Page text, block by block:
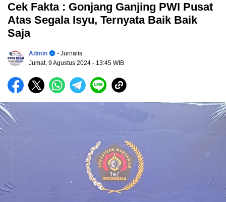
Cek Fakta : Gonjang Ganjing PWI Pusat
Atas Segala Isyu, Ternyata Baik Baik
Saja
Admin
- Jurnalis
Jumat, 9 Agustus 2024 - 13:45 WIB